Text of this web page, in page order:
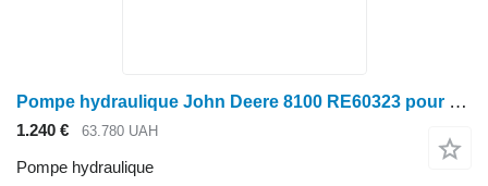
Pompe hydraulique John Deere 8100 RE60323 pour tracteur à roues John Deere 8100
1.240 € 63.780 UAH
Pompe hydraulique